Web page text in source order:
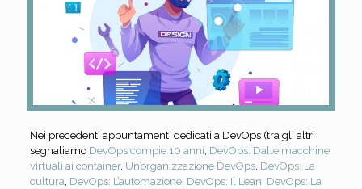
Nei precedenti appuntamenti dedicati a DevOps (tra gli altri
segnaliamo DevOps compie 10 anni DevOps: Dalle macchine
virtuali ai container, Un’organizzazione DevOps, DevOps: La
cultura DevOps: L’automazione, DevOps: Il Lean DevOps: La